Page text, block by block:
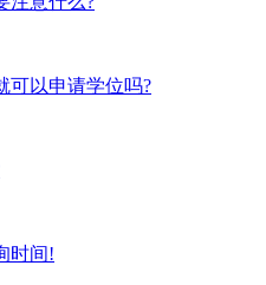
可以申请学位吗?
时间!